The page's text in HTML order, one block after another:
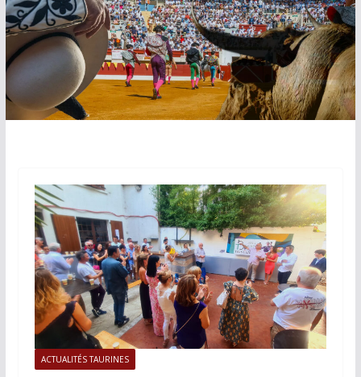
ACTUALITÉS TAURINES